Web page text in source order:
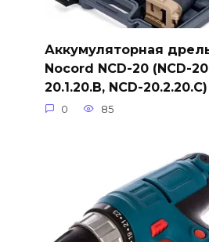
Аккумуляторная
Nocord NCD-20 (NCD-
20.1.20.B, NCD-20.2.20.C)
0 85